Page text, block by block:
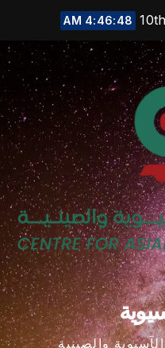
4:46:50 AM
والصينية